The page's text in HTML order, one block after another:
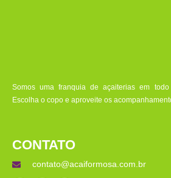
Somos uma franquia de açaiterias em
Escolha o copo e aproveite os
CONTATO
contato@acaiformosa.com.br